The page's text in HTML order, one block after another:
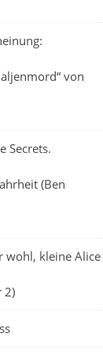
von
Secrets.
(Ben
wohl, kleine Alice
2)